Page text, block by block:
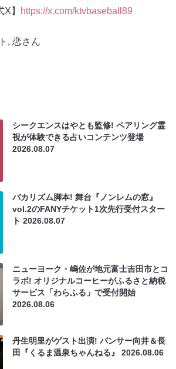
】
https://x.com/ktvbaseball89
, 恋さん
シークエンスはやとも監修! ペアリング霊
視が体験できる占いコンテンツ登場
2026.08.07
バカリズム脚本! 舞台『ノンレムの窓』
vol.2のFANYチケット1次先行受付スター
ト2026.08.07
ニューヨーク・嶋佐が地元富士吉田市とコ
ラボ! オリジナルコーヒーがふるさと納税
サービス「わらふる」で受付開始
2026.08.06
丹生明里がゲスト出演! パンサー向井＆長
田『くるま温泉ちゃんねる』2026.08.06